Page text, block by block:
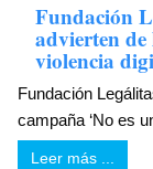
Fundación
advierten de
violencia
Fundación
campaña ‘No es
Leer más ...